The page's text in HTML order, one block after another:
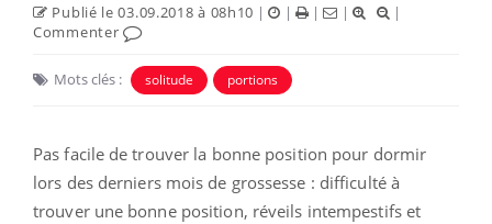
Publié le 03.09.2018 à 08h10 | | | |
|
Commenter
Mots clés : solitude portions
Pas facile de trouver la bonne position pour dormir
lors des derniers mois de grossesse : difficulté à
trouver une bonne position, réveils intempestifs et